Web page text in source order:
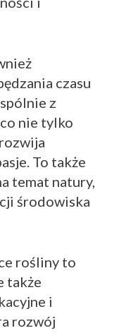
czasu
z
nie tylko
To także
temat natury,
środowiska
rośliny to
także
i
rozwój